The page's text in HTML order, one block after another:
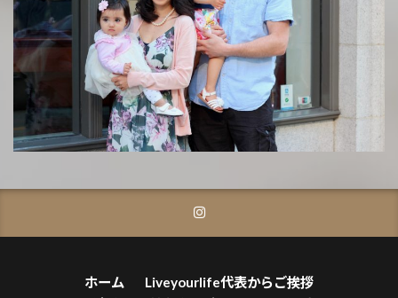
ホーム
Liveyourlife代表からご挨拶